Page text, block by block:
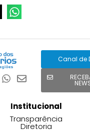
Canal de
Institucional
Transparência
Diretoria